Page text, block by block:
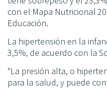
con el Mapa Nutricional
Educación.
La hipertensión en la
3,5%, de acuerdo con la
“La presión alta, o
para la salud, y puede